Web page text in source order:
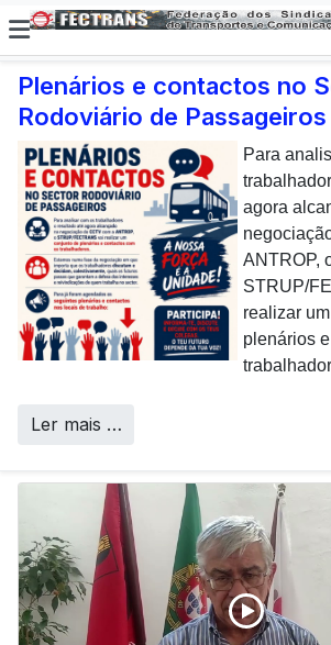
Plenários e contactos no
Rodoviário de Passageiros
Para
agora
ANTROP,
STRUP/
realizar
plenários
Ler mais …
E não
dar uma
todos os
sucesso
inerentes a
Call